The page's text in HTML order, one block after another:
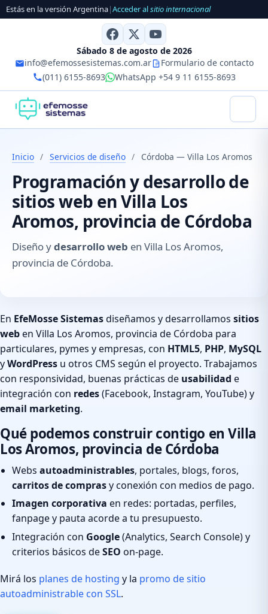
Estás en la versión Argentina|Acceder alsitio internacional
Sábado 8 de agosto de 2026
info@efemossesistemas.com.ar
Formulario de contacto
(011) 6155-8693
WhatsApp +54 9 11 6155-8693
Inicio / Servicios de diseño / Córdoba — Villa Los Aromos
Programación y desarrollo de
sitios web en Villa Los
Aromos, provincia de Córdoba
Diseño ydesarrollo web en Villa Los Aromos,
provincia de Córdoba.
En EfeMosse Sistemasdiseñamos y desarrollamos sitios
weben Villa Los Aromos, provincia de Córdoba para
particulares, pymes y empresas, con HTML5, PHP, MySQL
yWordPress u otros CMS según el proyecto. Trabajamos
con responsividad, buenas prácticas de usabilidad e
integración con redes(Facebook, Instagram, YouTube) y
email marketing.
Qué podemos construir contigo en Villa
Los Aromos, provincia de Córdoba
Webs autoadministrables, portales, blogs, foros,
carritos de comprasy conexión con medios de pago.
Imagen corporativa en redes: portadas, perfiles,
fanpage y pauta acorde a tu presupuesto.
Integración con Google(Analytics, Search Console) y
criterios básicos deSEO on-page.
Mirá los planes de hosting y la promo de sitio
autoadministrable con SSL.